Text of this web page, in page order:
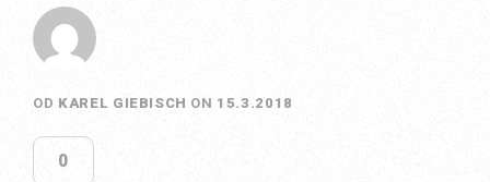
OD KAREL GIEBISCH ON 15.3.2018
0